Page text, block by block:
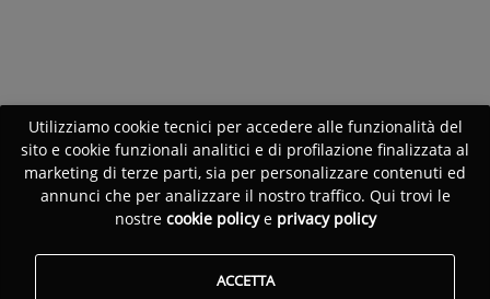
Utilizziamo cookie tecnici per accedere alle funzionalità del
sito e cookie funzionali analitici e di profilazione finalizzata al
marketing di terze parti, sia per personalizzare contenuti ed
annunci che per analizzare il nostro traffico. Qui trovi le
nostre cookie policye privacy policy
ACCETTA